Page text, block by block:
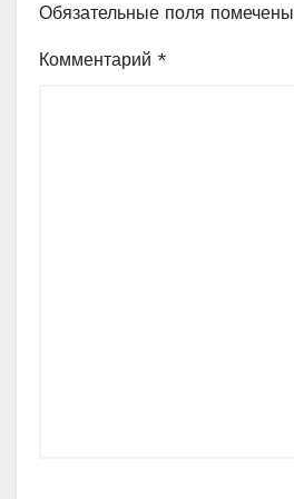
Обязательные поля помечены
Комментарий *